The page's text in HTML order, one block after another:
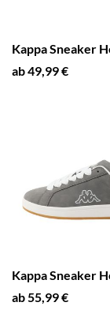
Kappa Sneaker
ab 49,99 €
Kappa Sneaker
ab 55,99 €